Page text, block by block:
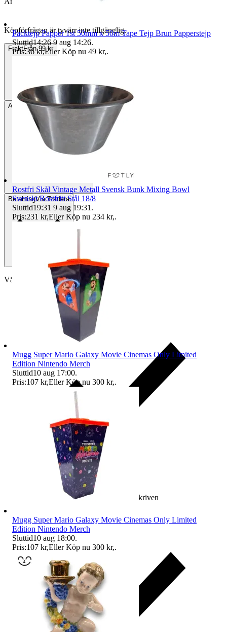
Köpförfrågan är tyvärr inte tillgänglig.
FraktFrån 99 kr
AvhämtningTaberg, Sverige
BetalningVia Tradera
Välj till köparskydd
Ersättning om varan inte är som beskriven
Packtejp Papper 1st 50mm x 50m Tape Tejp Brun Papperstejp
Sluttid14:26 9 aug 14:26.
Pris:36 kr,Eller Köp nu 49 kr,.
Rostfri Skål Vintage Metall Svensk Bunk Mixing Bowl
Svenskt Rostfritt Stål 18/8
Sluttid19:31 9 aug 19:31 .
Pris:231 kr,Eller Köp nu 234 kr,.
Mugg Super Mario Galaxy Movie Cinemas Only Limited
Edition Nintendo Merch
Sluttid10 aug 17:00.
Pris:107 kr,Eller Köp nu 300 kr,.
Mugg Super Mario Galaxy Movie Cinemas Only Limited
Edition Nintendo Merch
Sluttid10 aug 18:00.
Pris:107 kr,Eller Köp nu 300 kr,.